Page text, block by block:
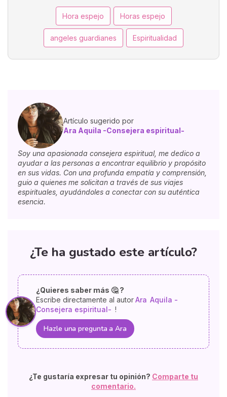
Hora espejo Horas espejo
angeles guardianes Espiritualidad
Artículo sugerido por
Ara Aquila -Consejera espiritual-
Soy una apasionada consejera espiritual, me dedico a
ayudar a las personas a encontrar equilibrio y propósito
en sus vidas. Con una profunda empatía y comprensión,
guio a quienes me solicitan a través de sus viajes
espirituales, ayudándoles a conectar con su auténtica
esencia.
¿Te ha gustado este artículo?
¿Quieres saber más 🤔 ?
Escribe directamente al autorAra Aquila -
Consejera espiritual- !
Hazle una pregunta a Ara
¿Te gustaría expresar tu opinión? Comparte tu
comentario.